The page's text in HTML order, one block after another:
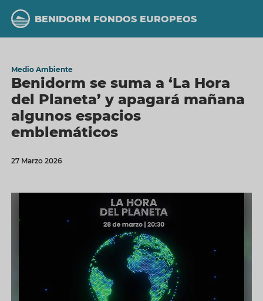
contenido
principal
BENIDORM FONDOS EUROPEOS
Medio Ambiente
Benidorm se suma a ‘La Hora
del Planeta’ y apagará mañana
algunos espacios
emblemáticos
27 Marzo 2026